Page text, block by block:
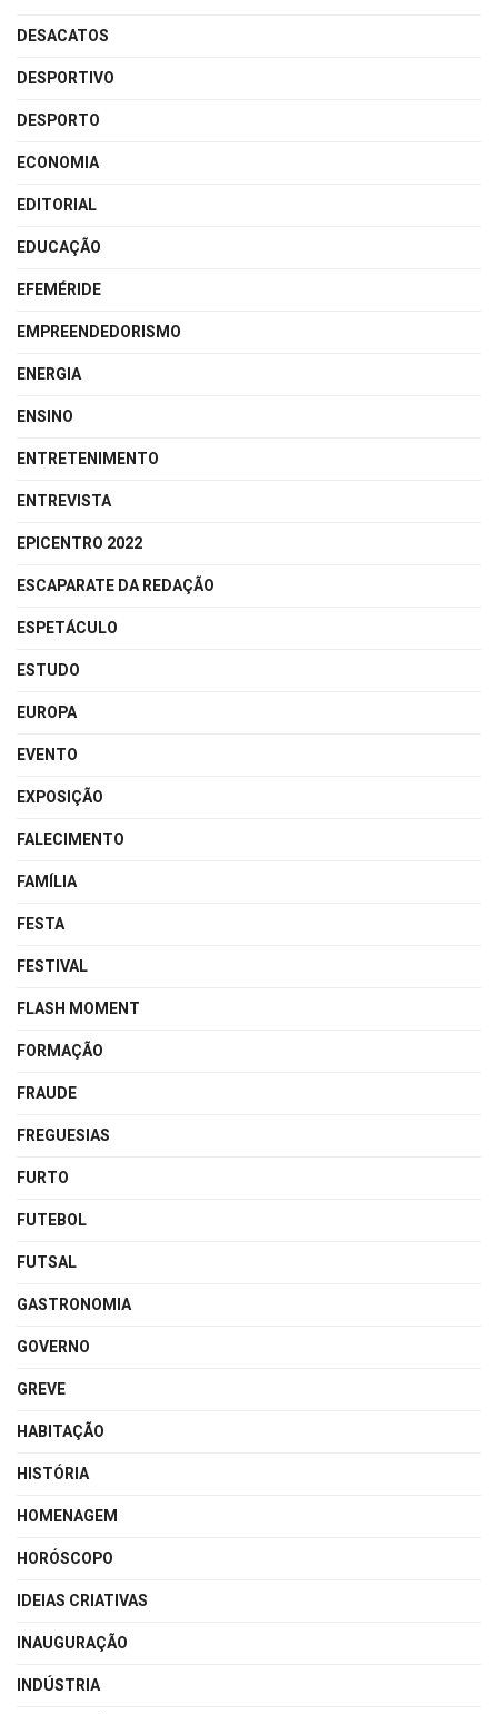
DESACATOS
DESPORTIVO
DESPORTO
ECONOMIA
EDITORIAL
EDUCAÇÃO
EFEMÉRIDE
EMPREENDEDORISMO
ENERGIA
ENSINO
ENTRETENIMENTO
ENTREVISTA
EPICENTRO 2022
ESCAPARATE DA REDAÇÃO
ESPETÁCULO
ESTUDO
EUROPA
EVENTO
EXPOSIÇÃO
FALECIMENTO
FAMÍLIA
FESTA
FESTIVAL
FLASH MOMENT
FORMAÇÃO
FRAUDE
FREGUESIAS
FURTO
FUTEBOL
FUTSAL
GASTRONOMIA
GOVERNO
GREVE
HABITAÇÃO
HISTÓRIA
HOMENAGEM
HORÓSCOPO
IDEIAS CRIATIVAS
INAUGURAÇÃO
INDÚSTRIA